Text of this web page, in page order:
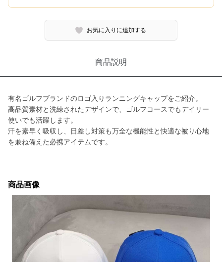
お気に入りに追加する
商品説明
有名ゴルフブランドのロゴ入りランニングキャップをご紹介。
高品質素材と洗練されたデザインで、ゴルフコースでもデイリー
使いでも活躍します。
汗を素早く吸収し、日差し対策も万全な機能性と快適な被り心地
を兼ね備えた必携アイテムです。
商品画像